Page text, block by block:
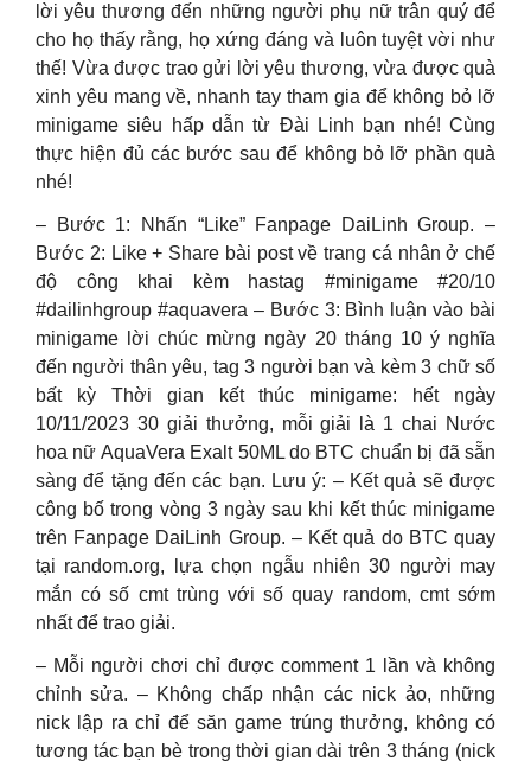
lời yêu thương đến những người phụ nữ trân quý để
cho họ thấy rằng, họ xứng đáng và luôn tuyệt vời như
thế! Vừa được trao gửi lời yêu thương, vừa được quà
xinh yêu mang về, nhanh tay tham gia để không bỏ lỡ
minigame siêu hấp dẫn từ Đài Linh bạn nhé! Cùng
thực hiện đủ các bước sau để không bỏ lỡ phần quà
nhé!
– Bước 1: Nhấn “Like” Fanpage DaiLinh Group. –
Bước 2: Like + Share bài post về trang cá nhân ở chế
độ công khai kèm hastag #minigame #20/10
#dailinhgroup #aquavera – Bước 3: Bình luận vào bài
minigame lời chúc mừng ngày 20 tháng 10 ý nghĩa
đến người thân yêu, tag 3 người bạn và kèm 3 chữ số
bất kỳ Thời gian kết thúc minigame: hết ngày
10/11/2023 30 giải thưởng, mỗi giải là 1 chai Nước
hoa nữ AquaVera Exalt 50ML do BTC chuẩn bị đã sẵn
sàng để tặng đến các bạn. Lưu ý: – Kết quả sẽ được
công bố trong vòng 3 ngày sau khi kết thúc minigame
trên Fanpage DaiLinh Group. – Kết quả do BTC quay
tại random.org, lựa chọn ngẫu nhiên 30 người may
mắn có số cmt trùng với số quay random, cmt sớm
nhất để trao giải.
– Mỗi người chơi chỉ được comment 1 lần và không
chỉnh sửa. – Không chấp nhận các nick ảo, những
nick lập ra chỉ để săn game trúng thưởng, không có
tương tác bạn bè trong thời gian dài trên 3 tháng (nick